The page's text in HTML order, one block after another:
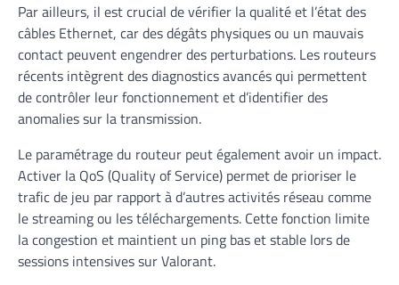
Par ailleurs, il est crucial de vérifier la qualité et l’état des
câbles Ethernet, car des dégâts physiques ou un mauvais
contact peuvent engendrer des perturbations. Les routeurs
récents intègrent des diagnostics avancés qui permettent
de contrôler leur fonctionnement et d’identifier des
anomalies sur la transmission.
Le paramétrage du routeur peut également avoir un impact.
Activer la QoS (Quality of Service) permet de prioriser le
trafic de jeu par rapport à d’autres activités réseau comme
le streaming ou les téléchargements. Cette fonction limite
la congestion et maintient un ping bas et stable lors de
sessions intensives sur Valorant.